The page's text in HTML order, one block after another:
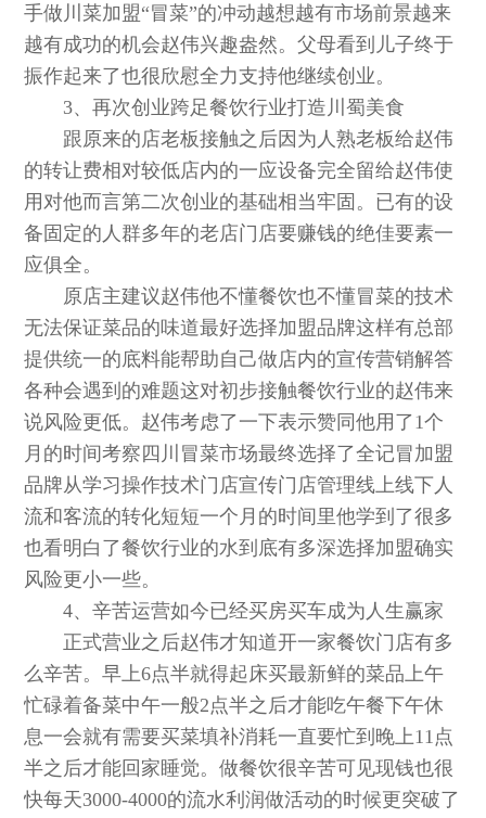
手做川菜加盟“冒菜”的冲动越想越有市场前景越来
越有成功的机会赵伟兴趣盎然。父母看到儿子终于
振作起来了也很欣慰全力支持他继续创业。
3、再次创业跨足餐饮行业打造川蜀美食
跟原来的店老板接触之后因为人熟老板给赵伟
的转让费相对较低店内的一应设备完全留给赵伟使
用对他而言第二次创业的基础相当牢固。已有的设
备固定的人群多年的老店门店要赚钱的绝佳要素一
应俱全。
原店主建议赵伟他不懂餐饮也不懂冒菜的技术
无法保证菜品的味道最好选择加盟品牌这样有总部
提供统一的底料能帮助自己做店内的宣传营销解答
各种会遇到的难题这对初步接触餐饮行业的赵伟来
说风险更低。赵伟考虑了一下表示赞同他用了1个
月的时间考察四川冒菜市场最终选择了全记冒加盟
品牌从学习操作技术门店宣传门店管理线上线下人
流和客流的转化短短一个月的时间里他学到了很多
也看明白了餐饮行业的水到底有多深选择加盟确实
风险更小一些。
4、辛苦运营如今已经买房买车成为人生赢家
正式营业之后赵伟才知道开一家餐饮门店有多
么辛苦。早上6点半就得起床买最新鲜的菜品上午
忙碌着备菜中午一般2点半之后才能吃午餐下午休
息一会就有需要买菜填补消耗一直要忙到晚上11点
半之后才能回家睡觉。做餐饮很辛苦可见现钱也很
快每天3000-4000的流水利润做活动的时候更突破了